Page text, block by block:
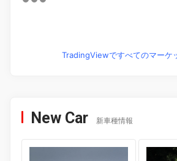
TradingViewですべてのマーケ
New Car 新車種情報